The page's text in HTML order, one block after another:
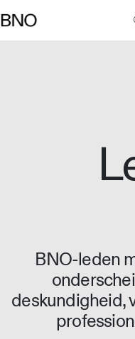
BNO-leden
deskundigheid,